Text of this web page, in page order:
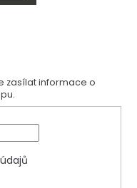
zasílat informace o